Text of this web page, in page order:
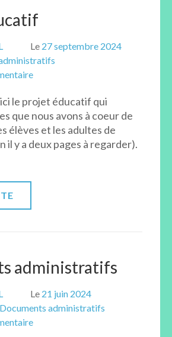
Le 27 septembre 2024
sur
éducatif
le projet éducatif qui
que nous avons à coeur de
élèves et les adultes de
il y a deux pages à regarder).
administratifs
Le 21 juin 2024
Documents administratifs
sur